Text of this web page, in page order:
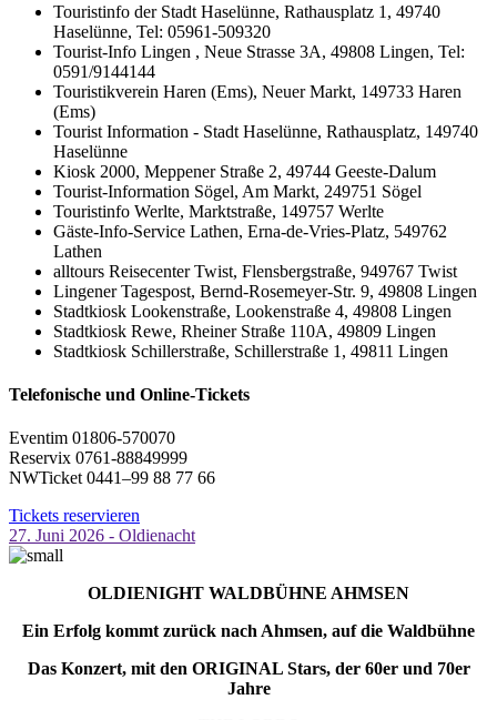
Touristinfo der Stadt Haselünne, Rathausplatz 1, 49740
Haselünne, Tel: 05961-509320
Tourist-Info Lingen , Neue Strasse 3A, 49808 Lingen, Tel:
0591/9144144
Touristikverein Haren (Ems), Neuer Markt, 149733 Haren
(Ems)
Tourist Information - Stadt Haselünne, Rathausplatz, 149740
Haselünne
Kiosk 2000, Meppener Straße 2, 49744 Geeste-Dalum
Tourist-Information Sögel, Am Markt, 249751 Sögel
Touristinfo Werlte, Marktstraße, 149757 Werlte
Gäste-Info-Service Lathen, Erna-de-Vries-Platz, 549762
Lathen
alltours Reisecenter Twist, Flensbergstraße, 949767 Twist
Lingener Tagespost, Bernd-Rosemeyer-Str. 9, 49808 Lingen
Stadtkiosk Lookenstraße, Lookenstraße 4, 49808 Lingen
Stadtkiosk Rewe, Rheiner Straße 110A, 49809 Lingen
Stadtkiosk Schillerstraße, Schillerstraße 1, 49811 Lingen
Telefonische und Online-Tickets
Eventim 01806-570070
Reservix 0761-88849999
NWTicket 0441–99 88 77 66
Tickets reservieren
27. Juni 2026 - Oldienacht
OLDIENIGHT WALDBÜHNE AHMSEN
Ein Erfolg kommt zurück nach Ahmsen, auf die Waldbühne
Das Konzert,mit den ORIGINAL Stars,der 60er und 70er
Jahre